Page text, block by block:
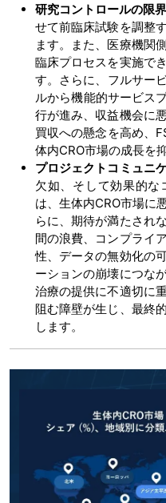
研究コントロールの限界
せて前臨床試験を調整
ます。また、医療機関
臨床プロセスを実施で
す。さらに、フルサー
ルから機能的サービス
行が進み、収益機会に
買収への懸念を高め、
体内CRO市場の成長を
プロジェクトコミュニ
欠如、そして効果的な
は、生体内CRO市場に
らに、期待が満たされ
間の浪費、コンプライ
性、データの無効化の
ーションの崩壊につな
治療の提供に不適切に
阻む障壁が生じ、最終
します。